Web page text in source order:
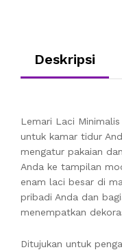
Deskripsi
Lemari Laci
untuk kamar tidur
mengatur pakaian
Anda ke tampilan
enam laci besar di
pribadi Anda dan
menempatkan
Ditujukan untuk